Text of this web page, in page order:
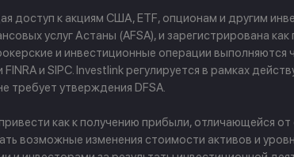
к акциям США, ETF, опционам и другим
услуг Астаны (AFSA), и зарегистрирована
и инвестиционные операции
и SIPC. Investlink регулируется в рамках
требует утверждения DFSA.
как к получению прибыли, отличающейся
возможные изменения стоимости активов и